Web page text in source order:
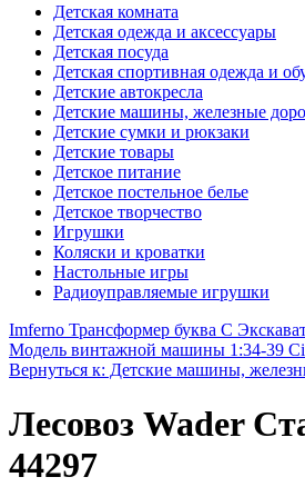
Детская комната
Детская одежда и аксессуары
Детская посуда
Детская спортивная одежда и
Детские автокресла
Детские машины, железные
Детские сумки и рюкзаки
Детские товары
Детское питание
Детское постельное белье
Детское творчество
Игрушки
Коляски и кроватки
Настольные игры
Радиоуправляемые игрушки
Imferno Трансформер буква С
Модель винтажной машины 1:34-39
Вернуться к: Детские машины,
Лесовоз Wader
44297